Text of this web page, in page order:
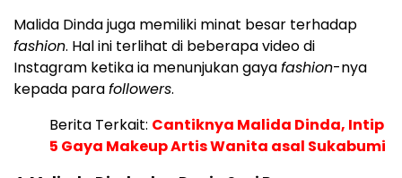
Malida Dinda juga memiliki minat besar terhadap
fashion. Hal ini terlihat di beberapa video di
Instagram ketika ia menunjukan gayafashion-nya
kepada parafollowers.
Berita Terkait: Cantiknya Malida Dinda, Intip
5 Gaya Makeup Artis Wanita asal Sukabumi